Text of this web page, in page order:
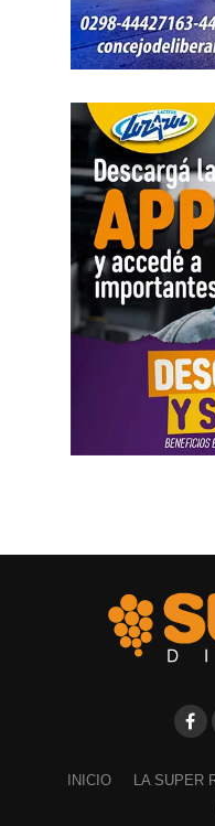
INICIO LA SUPER